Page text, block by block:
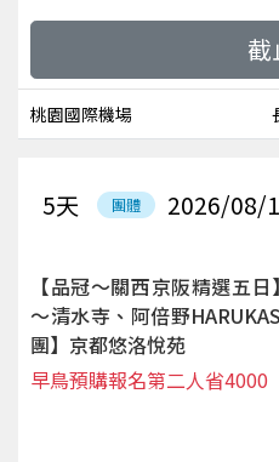
桃園國際機場
截
團體 2026/08/
5天
【品冠～關西京阪精選五
～清水寺、阿倍野
團】京都悠洛悅苑
早鳥預購報名第二人省4000